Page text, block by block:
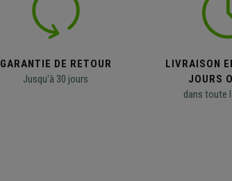
GARANTIE DE RETOUR
Jusqu'à 30 jours
LIVRAISON
JOURS
dans toute